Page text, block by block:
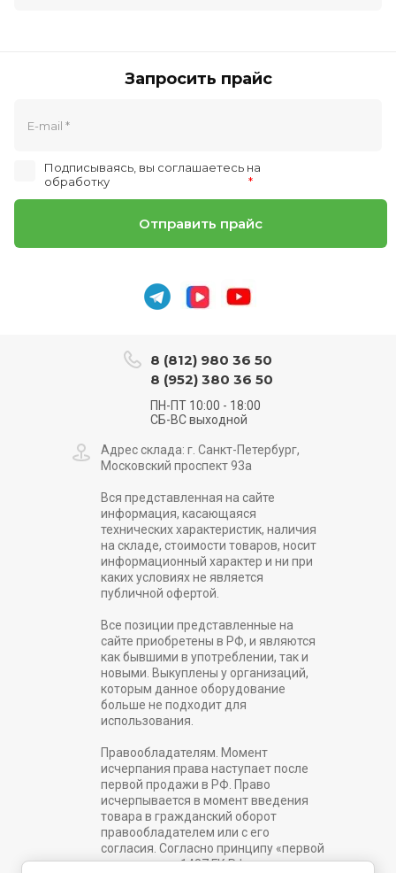
Запросить прайс
Подписываясь, вы соглашаетесь на
обработку
*
Отправить прайс
8 (812) 980 36 50
8 (952) 380 36 50
ПН-ПТ 10:00 - 18:00
СБ-ВС выходной
Адрес склада: г. Санкт-Петербург,
Московский проспект 93а
Вся представленная на сайте
информация, касающаяся
технических характеристик, наличия
на складе, стоимости товаров, носит
информационный характер и ни при
каких условиях не является
публичной офертой.
Все позиции представленные на
сайте приобретены в РФ, и являются
как бывшими в употреблении, так и
новыми. Выкуплены у организаций,
которым данное оборудование
больше не подходит для
использования.
Правообладателям. Момент
исчерпания права наступает после
первой продажи в РФ. Право
исчерпывается в момент введения
товара в гражданский оборот
правообладателем или с его
согласия. Согласно принципу «первой
продажи» ст. 1487 ГК РФ.